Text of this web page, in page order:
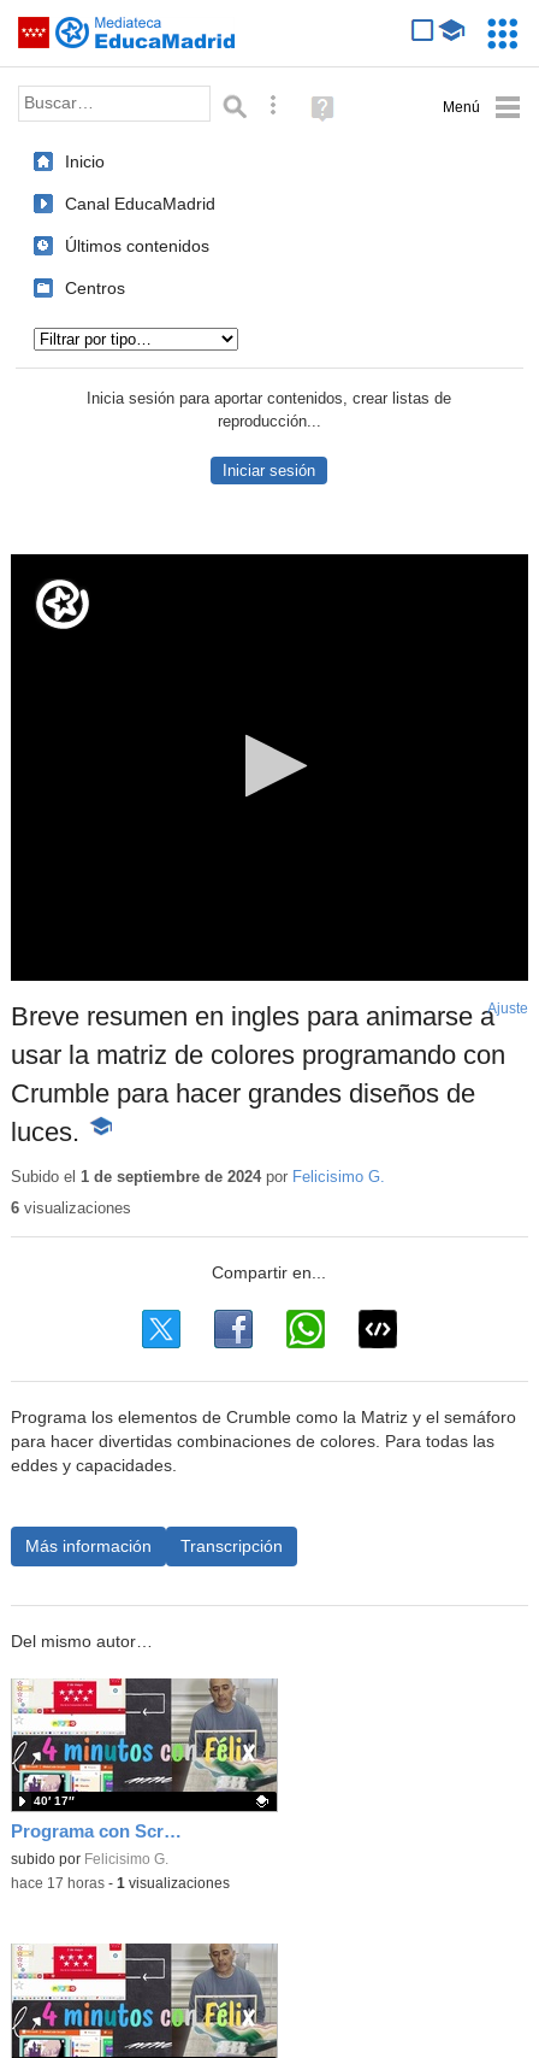
Saltar navegación
Palabra o frase: Búsqueda avanzada
Ayuda
(en
Inicio
Canal EducaMadrid
Últimos contenidos
Centros
Inicia sesión para aportar contenidos, crear listas de
reproducción...
Iniciar sesión
Breve resumen en ingles para animarse a
usar la matriz de colores programando con
Crumble para hacer grandes diseños de
luces.
-
educativo
Ajuste
Subido el 1 de septiembre de 2024por Felicisimo G.
6visualizaciones
Programa los elementos de Crumble como la Matriz y el semáforo
para hacer divertidas combinaciones de colores. Para todas las
eddes y capacidades.
Más información Transcripción
Del mismo autor…
Programa con Scratch, 8 diferentes juegos para vivir la emoción de los partidos de España en el mundial 2026
Contenido educativo.
subido por Felicisimo G.
40′ 17″
-hace 17 horas- 1 visualizaciones